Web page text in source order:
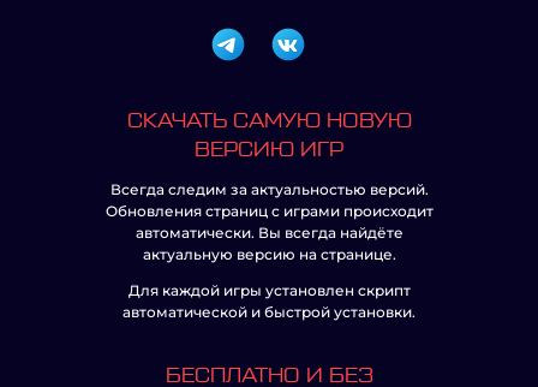
СКАЧАТЬ САМУЮ НОВУЮ
ВЕРСИЮ ИГР
Всегда следим за актуальностью версий.
Обновления страниц с играми происходит
автоматически. Вы всегда найдёте
актуальную версию на странице.
Для каждой игры установлен скрипт
автоматической и быстрой установки.
БЕСПЛАТНО И БЕЗ